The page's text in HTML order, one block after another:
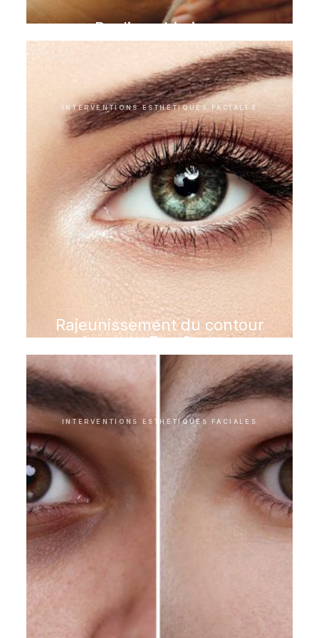
Peeling chimique
INTERVENTIONS ESTHÉTIQUES FACIALES
Rajeunissement du contour
des yeux Eye Couture
INTERVENTIONS ESTHÉTIQUES FACIALES